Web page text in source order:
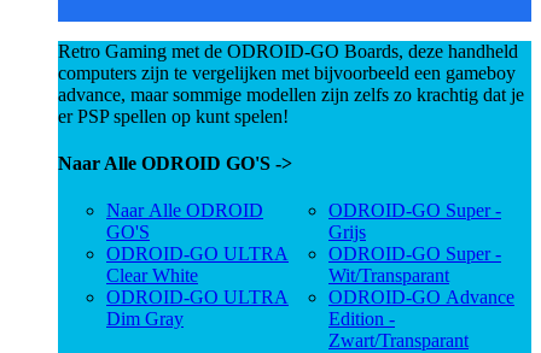
Retro Gaming met de ODROID-GO Boards, deze handheld
computers zijn te vergelijken met bijvoorbeeld een gameboy
advance, maar sommige modellen zijn zelfs zo krachtig dat je
er PSP spellen op kunt spelen!
Naar Alle ODROID GO'S ->
Naar Alle ODROID
GO'S
ODROID-GO ULTRA
Clear White
ODROID-GO ULTRA
Dim Gray
ODROID-GO Super -
Grijs
ODROID-GO Super -
Wit/Transparant
ODROID-GO Advance
Edition -
Zwart/Transparant